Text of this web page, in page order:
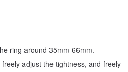
ring around 35mm-66mm.
adjust the tightness, and freely